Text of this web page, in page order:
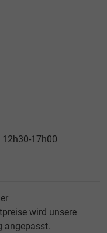
17h00
wird unsere
angepasst.